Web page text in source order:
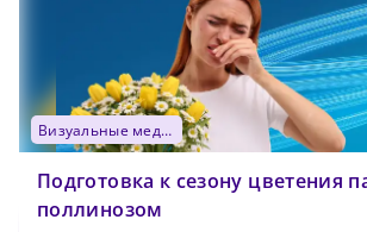
визуальные медиа
Подготовка к сезону цветения
поллинозом